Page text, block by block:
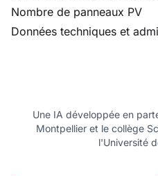
Nombre de panneaux PV
Données techniques et
Une IA développée en
Montpellier et le collège
l'Université